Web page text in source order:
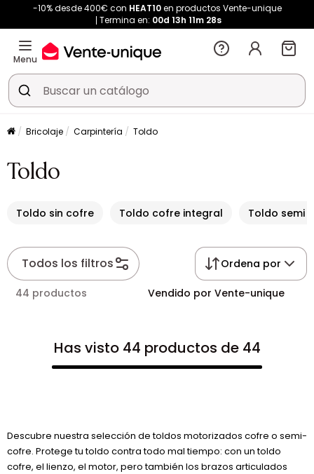
-10% desde 400€ con HEAT10en productos Vente-unique
Termina en: 00d 13h 11m 26s
Menu
Bricolaje Carpintería Toldo
Toldo
Toldo sin cofre Toldo cofre integral Toldo semi
Todos los filtros Ordena por
44 productos Vendido por Vente-unique
Has visto 44 productos de 44
Descubre nuestra selección de toldos motorizados cofre o semi-
cofre. Protege tu toldo contra todo mal tiempo: con un toldo
cofre, el lienzo, el motor, pero también los brazos articulados